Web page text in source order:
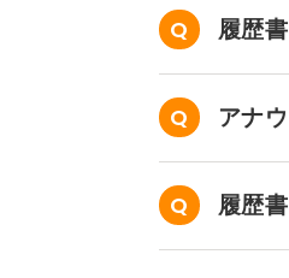
履歴
アナ
せん
履歴
か？